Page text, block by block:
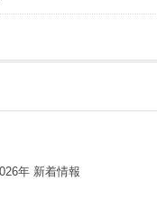
年 新着情報